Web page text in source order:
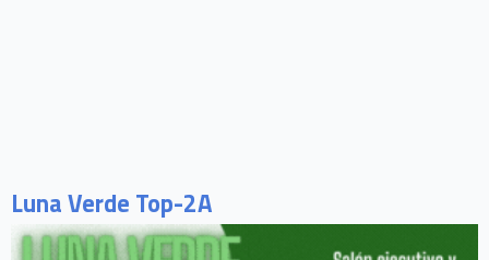
Luna Verde Top-2A